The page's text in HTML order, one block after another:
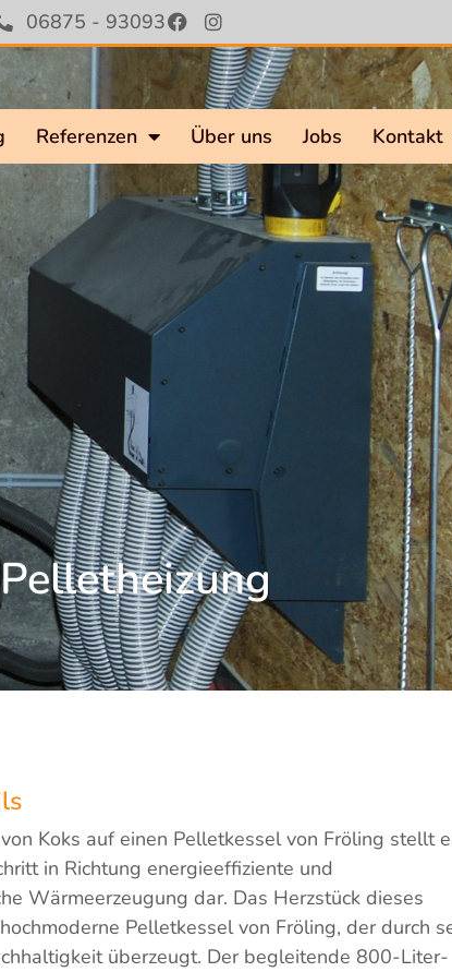
06875 - 93093
Referenzen Über uns Jobs Kontakt
Koks auf einen Pelletkessel von Fröling stellt
in Richtung energieeffiziente und
Wärmeerzeugung dar. Das Herzstück dieses
Pelletkessel von Fröling, der durch
überzeugt. Der begleitende 800-Liter-